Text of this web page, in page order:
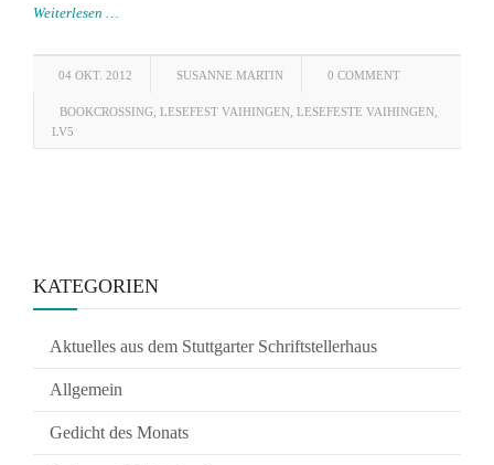
Weiterlesen …
04 OKT. 2012 SUSANNE MARTIN 0 COMMENT
BOOKCROSSING LESEFEST VAIHINGEN LESEFESTE VAIHINGEN
LV5
KATEGORIEN
Aktuelles aus dem Stuttgarter Schriftstellerhaus
Allgemein
Gedicht des Monats